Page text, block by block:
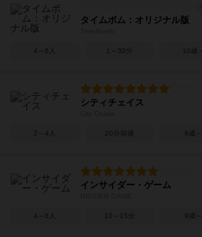
タイムボム：オリジナル版
4～6人 1～30分 10歳～
シティチェイス
2～4人 20分前後 8歳～
インサイダー・ゲーム
4～8人 10～15分 9歳～